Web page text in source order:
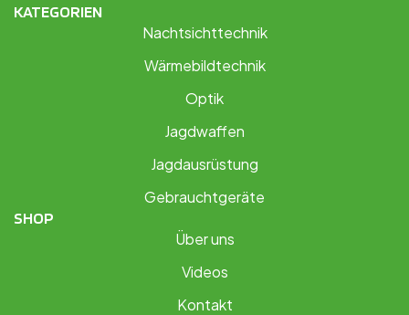
KATEGORIEN
Nachtsichttechnik
Wärmebildtechnik
Optik
Jagdwaffen
Jagdausrüstung
Gebrauchtgeräte
SHOP
Über uns
Videos
Kontakt